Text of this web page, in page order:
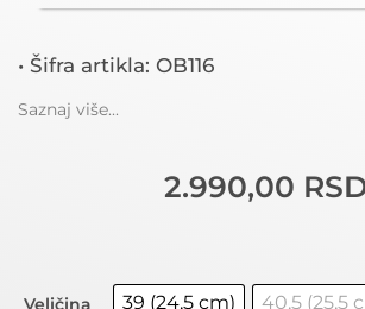
• Šifra artikla: OB116
Saznaj više...
2.990,00
Veličina 39 (24,5 cm) 40,5 (25,5